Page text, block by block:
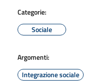
Categorie:
Sociale
Argomenti:
Integrazione sociale